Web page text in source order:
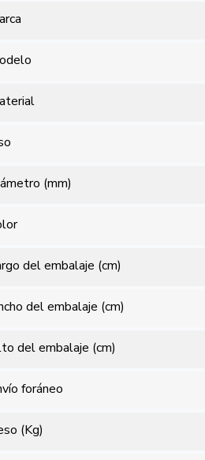
(mm)
del embalaje (cm)
del embalaje (cm)
del embalaje (cm)
foráneo
(Kg)